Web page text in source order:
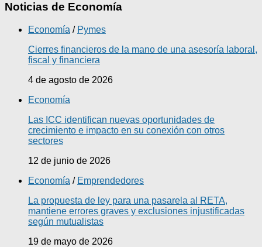
Noticias de Economía
Economía / Pymes
Cierres financieros de la mano de una asesoría laboral,
fiscal y financiera
4 de agosto de 2026
Economía
Las ICC identifican nuevas oportunidades de
crecimiento e impacto en su conexión con otros
sectores
12 de junio de 2026
Economía / Emprendedores
La propuesta de ley para una pasarela al RETA,
mantiene errores graves y exclusiones injustificadas
según mutualistas
19 de mayo de 2026